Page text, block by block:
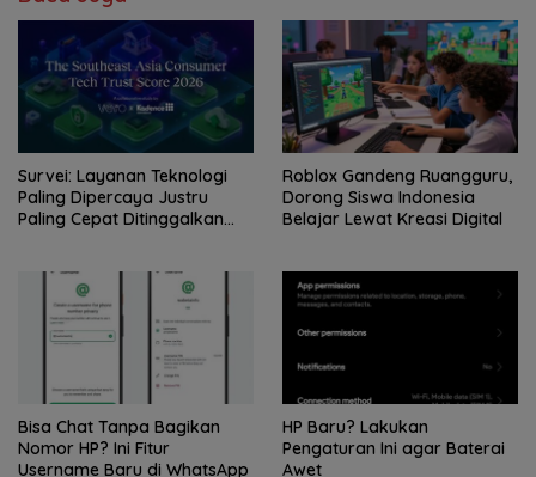
Survei: Layanan Teknologi
Paling Dipercaya Justru
Paling Cepat Ditinggalkan
Roblox Gandeng Ruangguru,
Dorong Siswa Indonesia
Belajar Lewat Kreasi Digital
Bisa Chat Tanpa Bagikan
Nomor HP? Ini Fitur
Username Baru di WhatsApp
HP Baru? Lakukan
Pengaturan Ini agar Baterai
Awet